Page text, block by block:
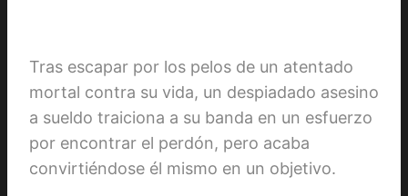
Tras escapar por los pelos de un atentado
mortal contra su vida, un despiadado asesino
a sueldo traiciona a su banda en un esfuerzo
por encontrar el perdón, pero acaba
convirtiéndose él mismo en un objetivo.